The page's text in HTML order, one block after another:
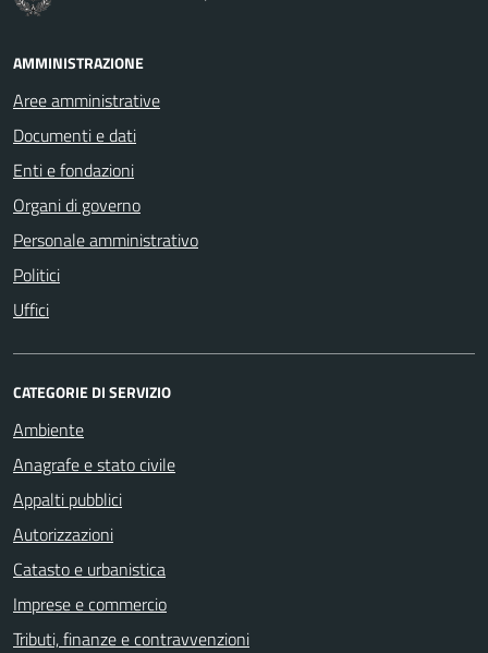
AMMINISTRAZIONE
Aree amministrative
Documenti e dati
Enti e fondazioni
Organi di governo
Personale amministrativo
Politici
Uffici
CATEGORIE DI SERVIZIO
Ambiente
Anagrafe e stato civile
Appalti pubblici
Autorizzazioni
Catasto e urbanistica
Imprese e commercio
Tributi, finanze e contravvenzioni